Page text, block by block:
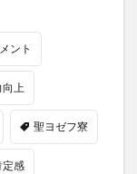
ント
向上
聖ヨゼフ寮
定感